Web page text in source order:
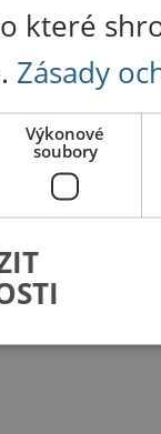
které
Zásady
Výkonové
soubory